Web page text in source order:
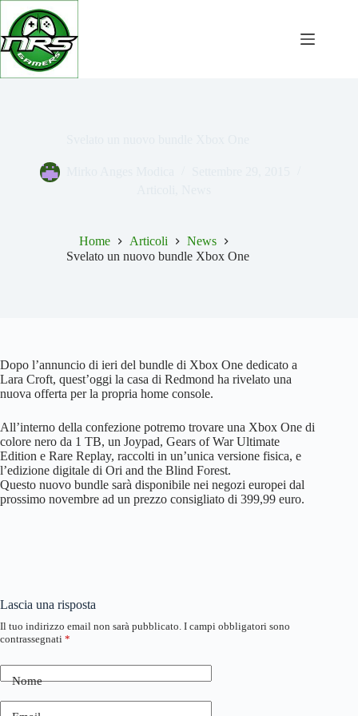
Salta
contenuto
Home Articoli
News
Svelato un nuovo bundle Xbox One
Dopo l’annuncio di ieri del bundle di Xbox One dedicato a
Lara Croft, quest’oggi la casa di Redmond ha rivelato una
nuova offerta per la propria home console.
All’interno della confezione potremo trovare una Xbox One di
colore nero da 1 TB, un Joypad, Gears of War Ultimate
Edition e Rare Replay, raccolti in un’unica versione fisica, e
l’edizione digitale di Ori and the Blind Forest.
Questo nuovo bundle sarà disponibile nei negozi europei dal
prossimo novembre ad un prezzo consigliato di 399,99 euro.
Lascia una risposta
Il tuo indirizzo email non sarà pubblicato. I campi obbligatori sono
contrassegnati *
Nome